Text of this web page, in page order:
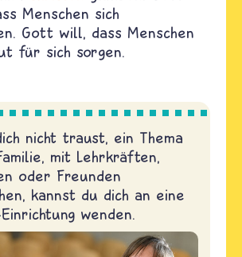
Menschen sich
Gott will, dass Menschen
für sich sorgen.
nicht traust, ein Thema
mit Lehrkräften,
oder Freunden
kannst du dich an eine
wenden.